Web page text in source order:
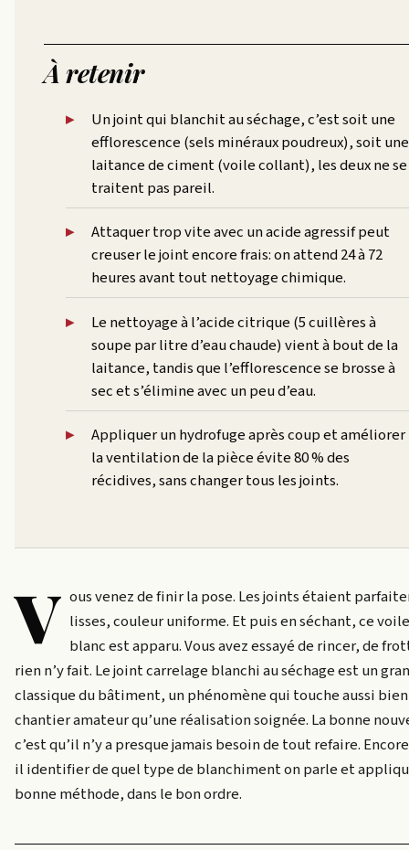
À retenir
Un joint qui blanchit au séchage, c’est soit une
efflorescence (sels minéraux poudreux), soit une
laitance de ciment (voile collant), les deux ne se
traitent pas pareil.
Attaquer trop vite avec un acide agressif peut
creuser le joint encore frais: on attend 24 à 72
heures avant tout nettoyage chimique.
Le nettoyage à l’acide citrique (5 cuillères à
soupe par litre d’eau chaude) vient à bout de la
laitance, tandis que l’efflorescence se brosse à
sec et s’élimine avec un peu d’eau.
Appliquer un hydrofuge après coup et améliorer
la ventilation de la pièce évite 80 % des
récidives, sans changer tous les joints.
V ous venez de finir la pose. Les joints étaient
lisses, couleur uniforme. Et puis en séchant, ce voile
blanc est apparu. Vous avez essayé de rincer, de
rien n’y fait. Le joint carrelage blanchi au séchage est un
classique du bâtiment, un phénomène qui touche aussi
chantier amateur qu’une réalisation soignée. La bonne
c’est qu’il n’y a presque jamais besoin de tout refaire.
il identifier de quel type de blanchiment on parle et
bonne méthode, dans le bon ordre.